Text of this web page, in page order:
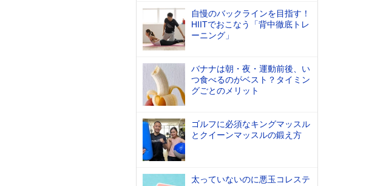
自慢のバックラインを目指す！
HIITでおこなう「背中徹底トレ
ーニング」
バナナは朝・夜・運動前後、い
つ食べるのがベスト？タイミン
グごとのメリット
ゴルフに必須なキングマッスル
とクイーンマッスルの鍛え方
太っていないのに悪玉コレステ